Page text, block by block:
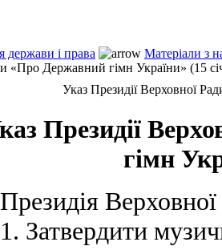
держави і права
Матеріали з
«Про Державний гімн України» (15
Указ Президії Верховної
Президії
гімн
Затвердити